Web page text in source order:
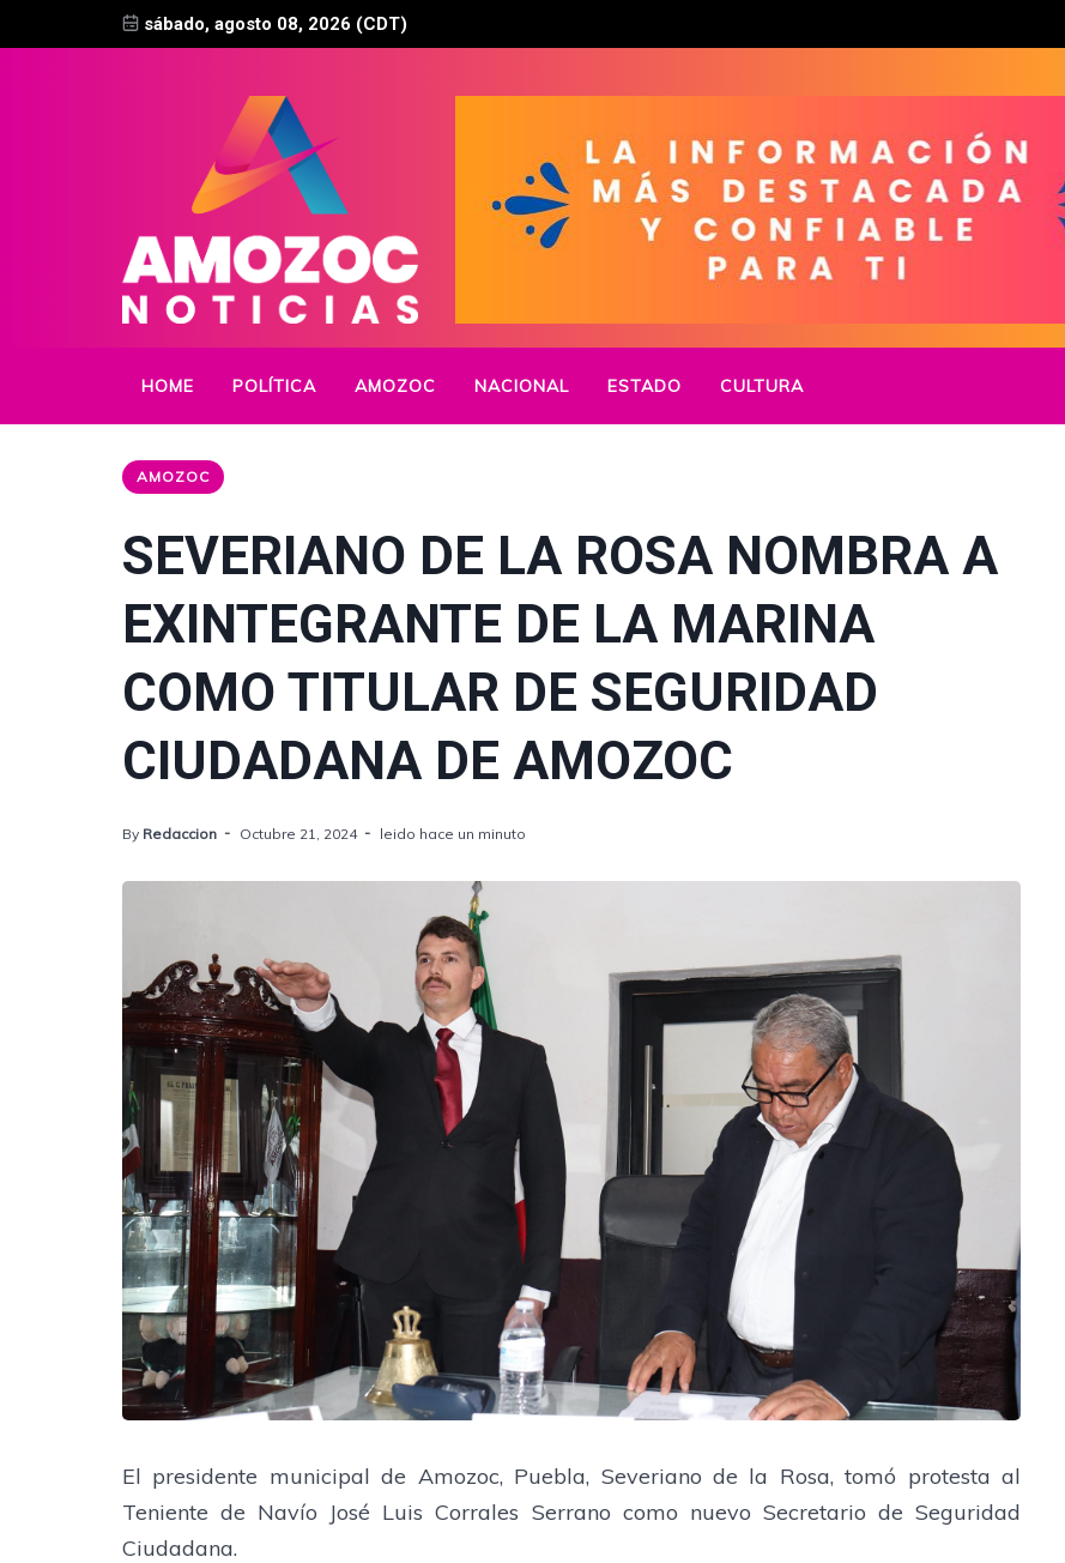
sábado, agosto 08, 2026 (CDT)
HOME POLÍTICA AMOZOC NACIONAL ESTADO CULTURA
AMOZOC
SEVERIANO DE LA ROSA NOMBRA A
EXINTEGRANTE DE LA MARINA
COMO TITULAR DE SEGURIDAD
CIUDADANA DE AMOZOC
By Redaccion Octubre 21, 2024 leido hace un minuto
El presidente municipal de Amozoc, Puebla, Severiano de la Rosa, tomó protesta al
Teniente de Navío José Luis Corrales Serrano como nuevo Secretario de Seguridad
Ciudadana.